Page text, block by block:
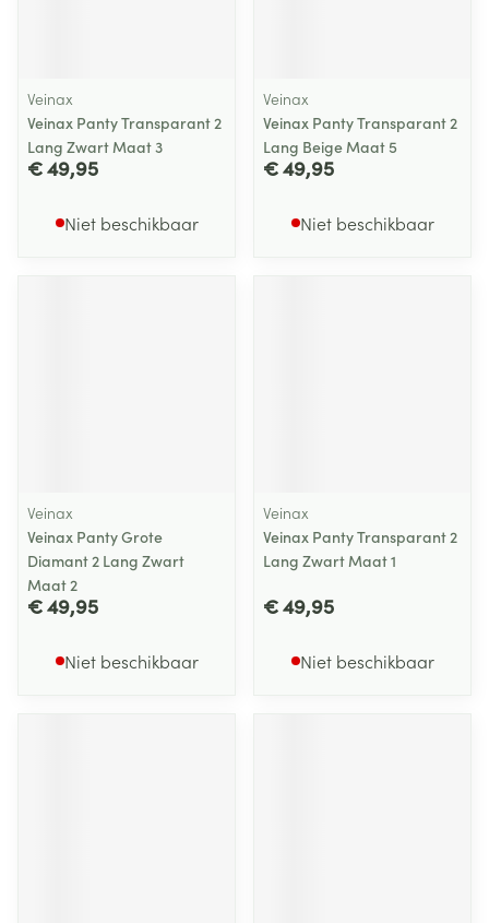
Veinax
Veinax Panty Transparant 2
Lang Zwart Maat 3
€ 49,95
Niet beschikbaar
Veinax
Veinax Panty Transparant 2
Lang Beige Maat 5
€ 49,95
Niet beschikbaar
Veinax
Veinax Panty Grote
Diamant 2 Lang Zwart
Maat 2
€ 49,95
Niet beschikbaar
Veinax
Veinax Panty Transparant 2
Lang Zwart Maat 1
€ 49,95
Niet beschikbaar